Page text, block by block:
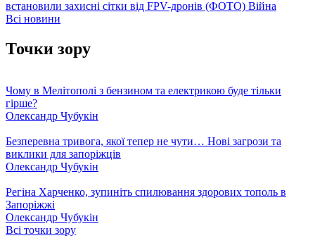
встановили захисні сітки від FPV-дронів (ФОТО) Війна
Всі новини
Точки зору
Чому в Мелітополі з бензином та електрикою буде тільки
гірше?
Олександр Чубукін
Безперевна тривога, якої тепер не чути… Нові загрози та
виклики для запоріжців
Олександр Чубукін
Регіна Харченко, зупиніть спилювання здорових тополь в
Запоріжжі
Олександр Чубукін
Всі точки зору